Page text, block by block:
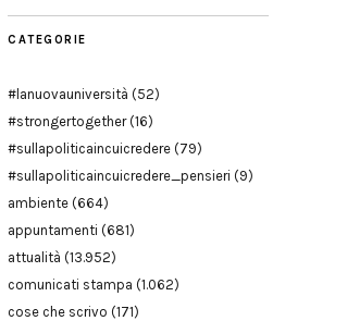
CATEGORIE
#lanuovauniversità (52)
#strongertogether(16)
#sullapoliticaincuicredere (79)
#sullapoliticaincuicredere_pensieri (9)
ambiente (664)
appuntamenti (681)
attualità (13.952)
comunicati stampa (1.062)
cose che scrivo (171)